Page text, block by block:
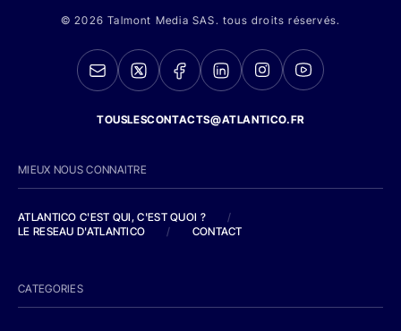
© 2026 Talmont Media SAS. tous droits réservés.
TOUSLESCONTACTS@ATLANTICO.FR
MIEUX NOUS CONNAITRE
ATLANTICO C'EST QUI, C'EST QUOI ?
/
LE RESEAU D'ATLANTICO
/ CONTACT
CATEGORIES